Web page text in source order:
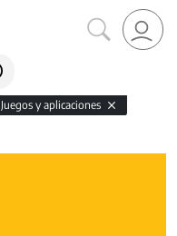
Juegos y aplicaciones